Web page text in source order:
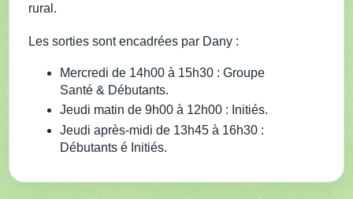
rural.
Les sorties sont encadrées par Dany :
Mercredi de 14h00 à 15h30 : Groupe
Santé & Débutants.
Jeudi matin de 9h00 à 12h00 : Initiés.
Jeudi après-midi de 13h45 à 16h30 :
Débutants é Initiés.